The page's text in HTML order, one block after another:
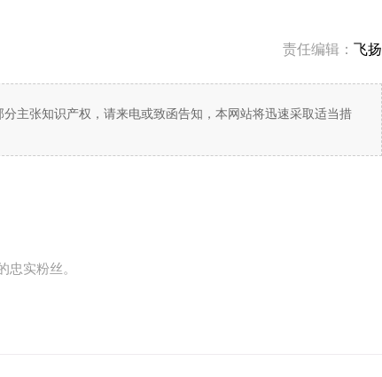
责任编辑： 飞扬
主张知识产权，请来电或致函告知，本网站将迅速采取适当措
实粉丝。